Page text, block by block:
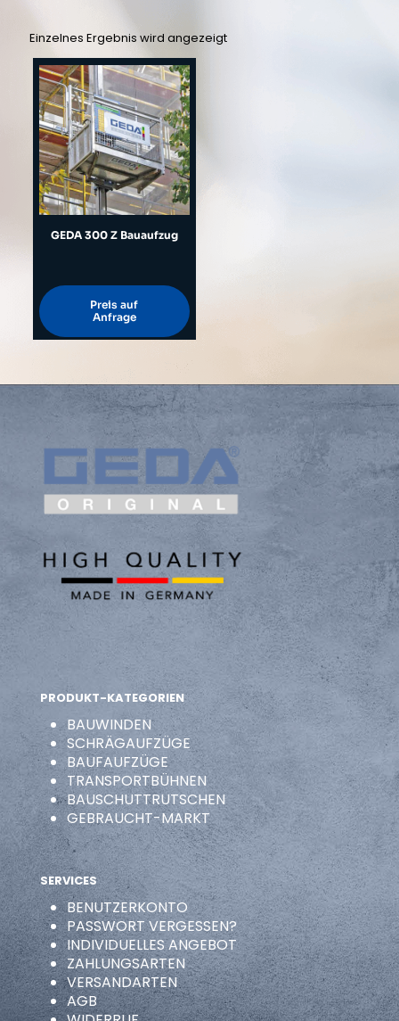
Einzelnes Ergebnis wird angezeigt
GEDA 300 Z Bauaufzug
Preis auf
Anfrage
PRODUKT-KATEGORIEN
BAUWINDEN
SCHRÄGAUFZÜGE
BAUFAUFZÜGE
TRANSPORTBÜHNEN
BAUSCHUTTRUTSCHEN
GEBRAUCHT-MARKT
SERVICES
BENUTZERKONTO
PASSWORT VERGESSEN?
INDIVIDUELLES ANGEBOT
ZAHLUNGSARTEN
VERSANDARTEN
AGB